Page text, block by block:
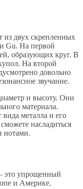
из двух скрепленных
Gu. На первой
образующих круг. В
На второй
довольно
звучание.
и высоту. Они
материала.
вида металла и его
насладиться
нотами.
это упрощенный
и Америке.